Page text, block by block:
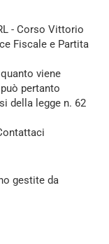
- Corso Vittorio
Fiscale e Partita
viene
pertanto
della legge n. 62
gestite da